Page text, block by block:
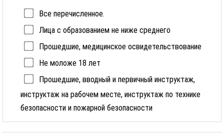
Все перечисленное.
Лица с образованием не ниже среднего
Прошедшие, медицинское освидетельствование
Не моложе 18 лет
Прошедшие, вводный и первичный инструктаж,
инструктаж на рабочем месте, инструктаж по технике
безопасности и пожарной безопасности